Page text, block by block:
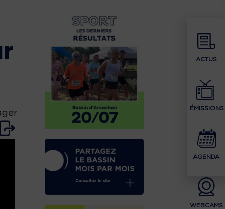
ACTUS
ÉMISSIONS
AGENDA
WEBCAMS